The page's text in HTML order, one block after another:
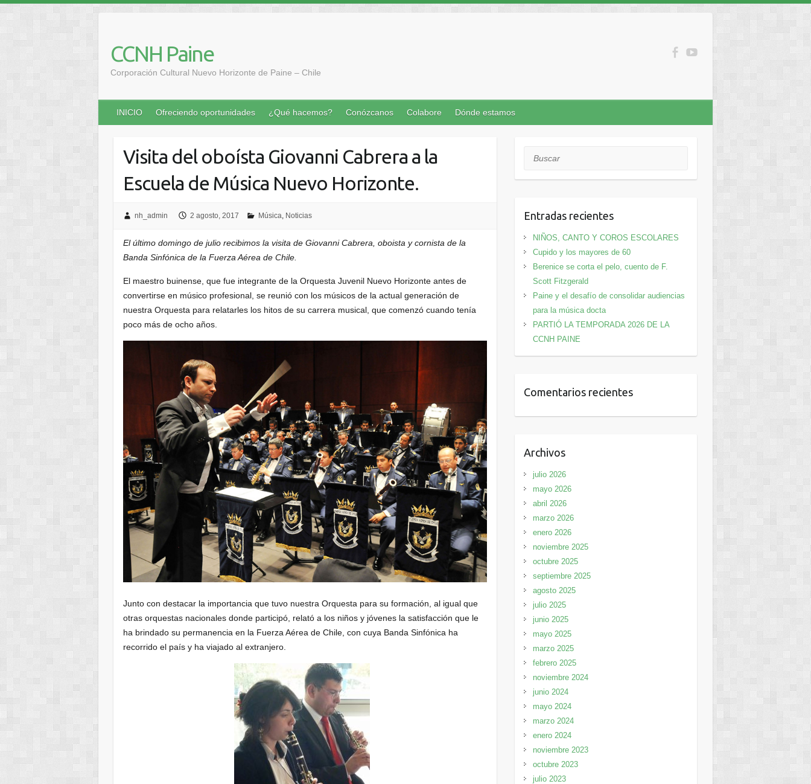
contenido
CCNH Paine
Corporación Cultural Nuevo Horizonte de Paine – Chile
INICIO Ofreciendo oportunidades ¿Qué hacemos? Conózcanos Colabore Dónde estamos
Visita del oboísta Giovanni Cabrera a la
Escuela de Música Nuevo Horizonte.
nh_admin 2 agosto, 2017 Música, Noticias
El último domingo de julio recibimos la visita de Giovanni Cabrera, oboista y cornista de la
Banda Sinfónica de la Fuerza Aérea de Chile.
El maestro buinense, que fue integrante de la Orquesta Juvenil Nuevo Horizonte antes de
convertirse en músico profesional, se reunió con los músicos de la actual generación de
nuestra Orquesta para relatarles los hitos de su carrera musical, que comenzó cuando tenía
poco más de ocho años.
Junto con destacar la importancia que tuvo nuestra Orquesta para su formación, al igual que
otras orquestas nacionales donde participó, relató a los niños y jóvenes la satisfacción que le
ha brindado su permanencia en la Fuerza Aérea de Chile, con cuya Banda Sinfónica ha
recorrido el país y ha viajado al extranjero.
Buscar
Entradas recientes
NIÑOS, CANTO Y COROS ESCOLARES
Cupido y los mayores de 60
Berenice se corta el pelo, cuento de F.
Scott Fitzgerald
Paine y el desafío de consolidar audiencias
para la música docta
PARTIÓ LA TEMPORADA 2026 DE LA
CCNH PAINE
Comentarios recientes
Archivos
julio 2026
mayo 2026
abril 2026
marzo 2026
enero 2026
noviembre 2025
octubre 2025
septiembre 2025
agosto 2025
julio 2025
junio 2025
mayo 2025
marzo 2025
febrero 2025
noviembre 2024
junio 2024
mayo 2024
marzo 2024
enero 2024
noviembre 2023
octubre 2023
julio 2023